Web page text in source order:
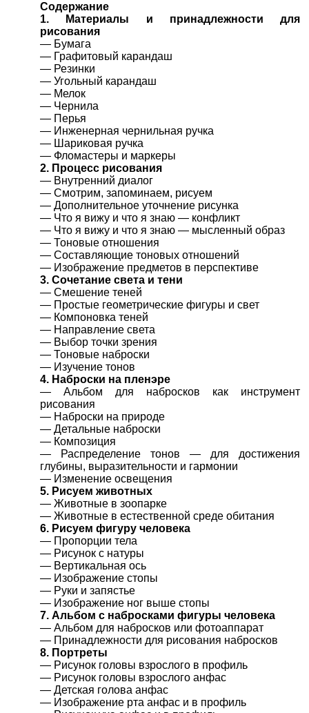
Содержание
1. Материалы и принадлежности для
рисования
— Бумага
— Графитовый карандаш
— Резинки
— Угольный карандаш
— Мелок
— Чернила
— Перья
— Инженерная чернильная ручка
— Шариковая ручка
— Фломастеры и маркеры
2. Процесс рисования
— Внутренний диалог
— Смотрим, запоминаем, рисуем
— Дополнительное уточнение рисунка
— Что я вижу и что я знаю — конфликт
— Что я вижу и что я знаю — мысленный образ
— Тоновые отношения
— Составляющие тоновых отношений
— Изображение предметов в перспективе
3. Сочетание света и тени
— Смешение теней
— Простые геометрические фигуры и свет
— Компоновка теней
— Направление света
— Выбор точки зрения
— Тоновые наброски
— Изучение тонов
4. Наброски на пленэре
— Альбом для набросков как инструмент
рисования
— Наброски на природе
— Детальные наброски
— Композиция
— Распределение тонов — для достижения
глубины, выразительности и гармонии
— Изменение освещения
5. Рисуем животных
— Животные в зоопарке
— Животные в естественной среде обитания
6. Рисуем фигуру человека
— Пропорции тела
— Рисунок с натуры
— Вертикальная ось
— Изображение стопы
— Руки и запястье
— Изображение ног выше стопы
7. Альбом с набросками фигуры человека
— Альбом для набросков или фотоаппарат
— Принадлежности для рисования набросков
8. Портреты
— Рисунок головы взрослого в профиль
— Рисунок головы взрослого анфас
— Детская голова анфас
— Изображение рта анфас и в профиль